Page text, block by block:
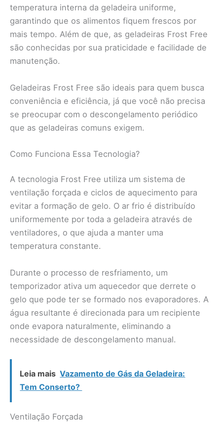
temperatura interna da geladeira uniforme,
garantindo que os alimentos fiquem frescos por
mais tempo. Além de que, as geladeiras Frost Free
são conhecidas por sua praticidade e facilidade de
manutenção.
Geladeiras Frost Free são ideais para quem busca
conveniência e eficiência, já que você não precisa
se preocupar com o descongelamento periódico
que as geladeiras comuns exigem.
Como Funciona Essa Tecnologia?
A tecnologia Frost Free utiliza um sistema de
ventilação forçada e ciclos de aquecimento para
evitar a formação de gelo. O ar frio é distribuído
uniformemente por toda a geladeira através de
ventiladores, o que ajuda a manter uma
temperatura constante.
Durante o processo de resfriamento, um
temporizador ativa um aquecedor que derrete o
gelo que pode ter se formado nos evaporadores. A
água resultante é direcionada para um recipiente
onde evapora naturalmente, eliminando a
necessidade de descongelamento manual.
Leia mais Vazamento de Gás da Geladeira:
Tem Conserto?
Ventilação Forçada